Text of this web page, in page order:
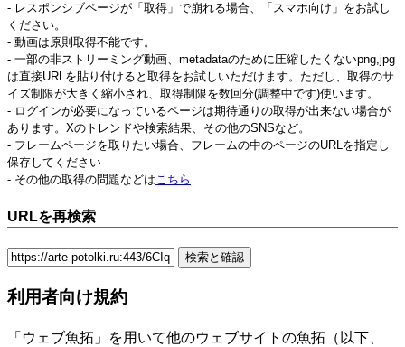
- レスポンシブページが「取得」で崩れる場合、「スマホ向け」をお試し
ください。
- 動画は原則取得不能です。
- 一部の非ストリーミング動画、metadataのために圧縮したくないpng,jpg
は直接URLを貼り付けると取得をお試しいただけます。ただし、取得のサ
イズ制限が大きく縮小され、取得制限を数回分(調整中です)使います。
- ログインが必要になっているページは期待通りの取得が出来ない場合が
あります。Xのトレンドや検索結果、その他のSNSなど。
- フレームページを取りたい場合、フレームの中のページのURLを指定し
保存してください
- その他の取得の問題などはこちら
URLを再検索
利用者向け規約
「ウェブ魚拓」を用いて他のウェブサイトの魚拓（以下、